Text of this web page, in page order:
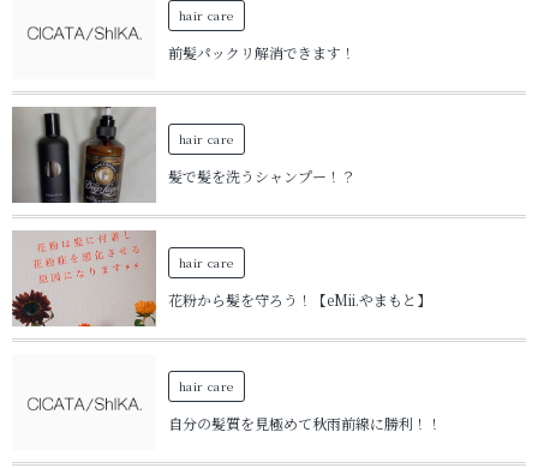
hair care
前髪パックリ解消できます！
hair care
髪で髪を洗うシャンプー！？
hair care
花粉から髪を守ろう！【eMii.やまもと】
hair care
自分の髪質を見極めて秋雨前線に勝利！！